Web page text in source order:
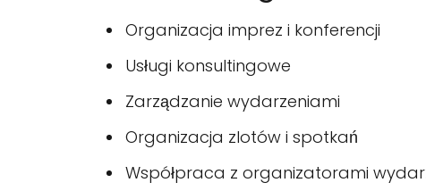
Organizacja imprez i konferencji
Usługi konsultingowe
Zarządzanie wydarzeniami
Organizacja zlotów i spotkań
Współpraca z organizatorami